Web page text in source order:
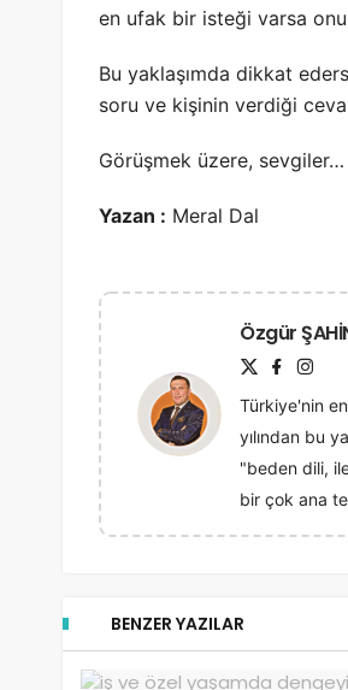
en ufak bir isteği varsa
Bu yaklaşımda dikkat
soru ve kişinin verdiği
Görüşmek üzere, sevgiler…
Yazan : Meral Dal
Özgür
Türkiye'nin
yılından bu
"beden dili,
bir çok ana
BENZER YAZILAR